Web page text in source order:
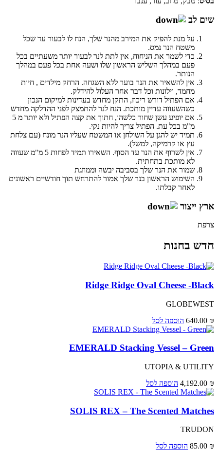
שים לב
על מנת להפיק את המירב מהנר שלך, הנח לו לבעור עד שכל
משטח הנר נמס.
כדי לשמר את הניחוח, אין לתת לנר לבעור יותר משעתיים בכל
פעם במהלך השליש הראשון שלו ושעה אחת בכל פעם במהלך
הנותר.
אין להשאיר את הנר בוער ללא השגחה. הרחק מילדים , חיות
מחמד, וילונות וכל דבר אחר העלול להידלק.
אם הפתיל דורש ריכוז, התקן מחדש בעדינות למיקום הנכון
כשהשעווה עדיין מותכת. הנח לנר להתמצק לפני ההדלקה מחדש
אם יופיע עשן שחור כלשהו, חתוך את קצה הפתיל ולא יותר מ 5
מ"מ בכל עת. הפתיל צריך להיות נקי.
תמיד יש להגן על השולחן או המשטח שעליו הנר מונח (עם צלחת
עץ או קרמיקה, למשל).
אין לשרוף את הנר עד הסוף. השאירו תמיד לפחות 5 מ"מ שעווה
לא מותכת בתחתית.
שמור את הנר שלך בסביבה יבשה וממוזגת
השימוש הראשון בנר שלך אמור להתרחש תוך חודשיים ראשונים
לאחר קבלתו.
ארץ ייצור
צרפת
חדש בחנות
Ridge Ridge Oval Cheese -Black
GLOBEWEST
640.00 ₪ הוספה לסל
EMERALD Stacking Vessel – Green
UTOPIA & UTILITY
4,192.00 ₪ הוספה לסל
SOLIS REX – The Scented Matches
TRUDON
85.00 ₪ הוספה לסל